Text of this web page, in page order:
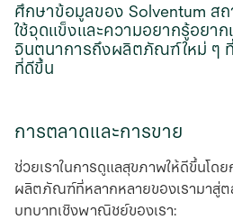
ศึกษาข้อมูลของ Solventum ส
ใช้จุดแข็งและความอยากรู้อยา
จินตนาการถึงผลิตภัณฑ์ใหม่ ๆ
ที่ดีขึ้น
การตลาดและการขาย
ช่วยเราในการดูแลสุขภาพให้ดีขึ้นโด
ผลิตภัณฑ์ที่หลากหลายของเรามาสู่ต
บทบาทเชิงพาณิชย์ของเรา: